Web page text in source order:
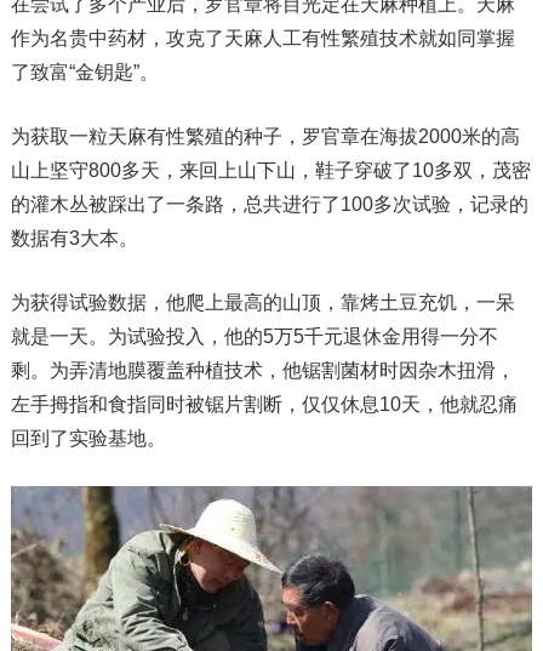
在尝试了多个产业后，罗官章将目光定在天麻种植上。天麻
作为名贵中药材，攻克了天麻人工有性繁殖技术就如同掌握
了致富“金钥匙”。
为获取一粒天麻有性繁殖的种子，罗官章在海拔2000米的高
山上坚守800多天，来回上山下山，鞋子穿破了10多双，茂密
的灌木丛被踩出了一条路，总共进行了100多次试验，记录的
数据有3大本。
为获得试验数据，他爬上最高的山顶，靠烤土豆充饥，一呆
就是一天。为试验投入，他的5万5千元退休金用得一分不
剩。为弄清地膜覆盖种植技术，他锯割菌材时因杂木扭滑，
左手拇指和食指同时被锯片割断，仅仅休息10天，他就忍痛
回到了实验基地。